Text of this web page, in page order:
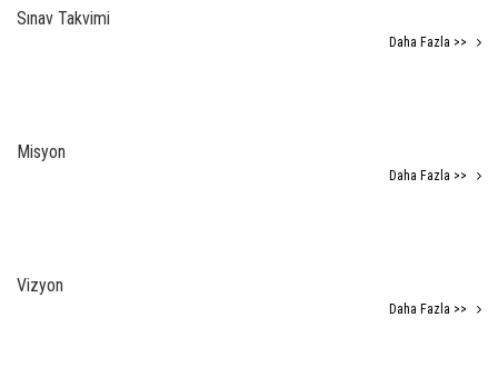
Sınav Takvimi
Daha Fazla >>
Misyon
Daha Fazla >>
Vizyon
Daha Fazla >>